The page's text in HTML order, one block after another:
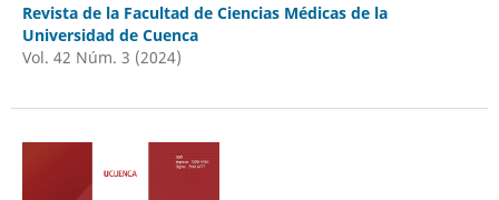
Revista de la Facultad de Ciencias Médicas de la
Universidad de Cuenca
Vol. 42 Núm. 3 (2024)